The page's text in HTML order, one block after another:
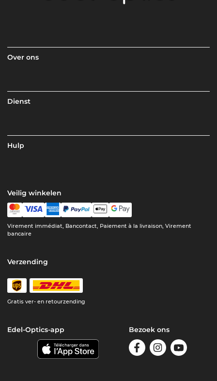
Over ons
Dienst
Hulp
Veilig winkelen
Virement immédiat, Bancontact, Paiement à la livraison, Virement
bancaire
Verzending
Gratis ver- en retourzending
Edel-Optics-app Bezoek ons